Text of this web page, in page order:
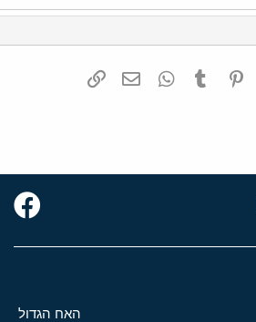
Reddit
Pinterest
Tumblr
WhatsAppדואר אלקטרוני
האח הגדול